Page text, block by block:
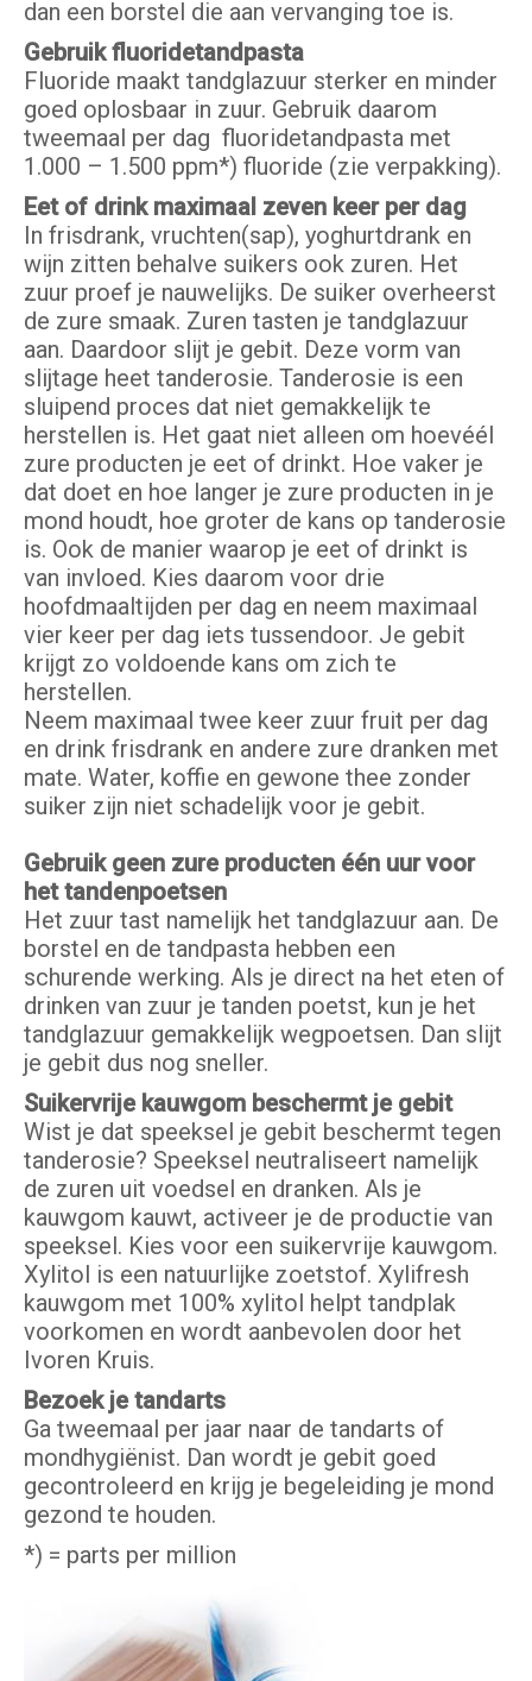
dan een borstel die aan vervanging toe is.
Gebruik fluoridetandpasta
Fluoride maakt tandglazuur sterker en minder
goed oplosbaar in zuur. Gebruik daarom
tweemaal per dag fluoridetandpasta met
1.000 – 1.500 ppm*) fluoride (zie verpakking).
Eet of drink maximaal zeven keer per dag
In frisdrank, vruchten(sap), yoghurtdrank en
wijn zitten behalve suikers ook zuren. Het
zuur proef je nauwelijks. De suiker overheerst
de zure smaak. Zuren tasten je tandglazuur
aan. Daardoor slijt je gebit. Deze vorm van
slijtage heet tanderosie. Tanderosie is een
sluipend proces dat niet gemakkelijk te
herstellen is. Het gaat niet alleen om hoevéél
zure producten je eet of drinkt. Hoe vaker je
dat doet en hoe langer je zure producten in je
mond houdt, hoe groter de kans op tanderosie
is. Ook de manier waarop je eet of drinkt is
van invloed. Kies daarom voor drie
hoofdmaaltijden per dag en neem maximaal
vier keer per dag iets tussendoor. Je gebit
krijgt zo voldoende kans om zich te
herstellen.
Neem maximaal twee keer zuur fruit per dag
en drink frisdrank en andere zure dranken met
mate. Water, koffie en gewone thee zonder
suiker zijn niet schadelijk voor je gebit.
Gebruik geen zure producten één uur voor
het tandenpoetsen
Het zuur tast namelijk het tandglazuur aan. De
borstel en de tandpasta hebben een
schurende werking. Als je direct na het eten of
drinken van zuur je tanden poetst, kun je het
tandglazuur gemakkelijk wegpoetsen. Dan slijt
je gebit dus nog sneller.
Suikervrije kauwgom beschermt je gebit
Wist je dat speeksel je gebit beschermt tegen
tanderosie? Speeksel neutraliseert namelijk
de zuren uit voedsel en dranken. Als je
kauwgom kauwt, activeer je de productie van
speeksel. Kies voor een suikervrije kauwgom.
Xylitol is een natuurlijke zoetstof. Xylifresh
kauwgom met 100% xylitol helpt tandplak
voorkomen en wordt aanbevolen door het
Ivoren Kruis.
Bezoek je tandarts
Ga tweemaal per jaar naar de tandarts of
mondhygiënist. Dan wordt je gebit goed
gecontroleerd en krijg je begeleiding je mond
gezond te houden.
*) = parts per million